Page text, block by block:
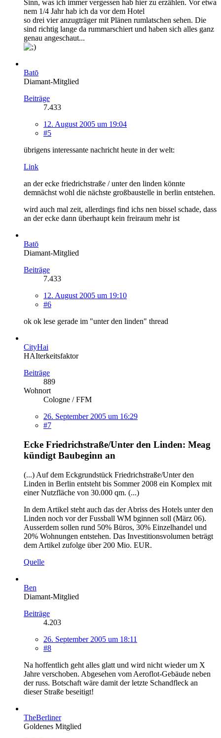
Sinn, was ich immer vergessen hab hier zu erzählen. Vor etwa
nem 1/4 Jahr hab ich da vor dem Hotel
so drei vier anzugträger mit Plänen rumlatschen sehen. Die
sind richtig lange da rummarschiert und haben sich alles ganz
genau angeschaut...
Batō
Diamant-Mitglied
Beiträge
7.433
12. August 2005 um 19:04
#5
übrigens interessante nachricht heute in der welt:
Link
an der ecke friedrichstraße / unter den linden könnte
demnächst wohl die nächste großbaustelle in berlin entstehen.
wird auch mal zeit, allerdings find ichs nen bissel schade, dass
an der ecke dann überhaupt kein freiraum mehr ist
Batō
Diamant-Mitglied
Beiträge
7.433
12. August 2005 um 19:10
#6
ok ok lese gerade im "unter den linden" thread
CityHai
HAIterkeitsfaktor
Beiträge
889
Wohnort
Cologne / FFM
26. September 2005 um 16:29
#7
Ecke Friedrichstraße/Unter den Linden: Meag
kündigt Baubeginn an
(...) Auf dem Eckgrundstück Friedrichstraße/Unter den
Linden in Berlin entsteht bis Sommer 2008 ein Komplex mit
einer Nutzfläche von 30.000 qm. (...)
In dem Artikel steht auch das der Abriss des Hotels unter den
Linden noch vor der Fussball WM bginnen soll (März 06).
Ausserdem sollen rund 50% Büros, 30% Einzelhandel und
20% Wohnungen entstehen. Das Investitionsvolumen beträgt
dem Artikel zufolge über 200 Mio. EUR.
Quelle
Ben
Diamant-Mitglied
Beiträge
4.203
26. September 2005 um 18:11
#8
Na hoffentlich geht alles glatt und wird nicht wieder um X
Jahre verschoben. Abgesehen vom Aeroflot-Gebäude neben
der russ. Botschaft wäre damit der letzte Schandfleck an
dieser Straße beseitigt!
TheBerliner
Goldenes Mitglied